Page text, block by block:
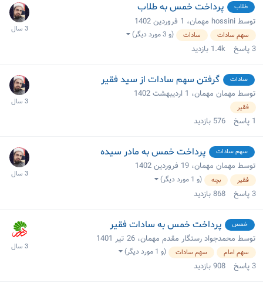
طلاب پرداخت خمس به طلاب
توسط hossini مهمان، 1 فروردین 1402
سهم سادات سادات (و 3 مورد دیگر)
3پاسخ 1.4k بازدید
سادات گرفتن سهم سادات از سید فقیر
توسط مهمان مهمان، 1 اردیبهشت 1402
فقیر
1 پاسخ 576 بازدید
سهم سادات پرداخت خمس به مادر سیده
توسط مهمان مهمان، 19 فروردین 1402
فقیر بچه (و 1 مورد دیگر)
3پاسخ 868بازدید
خمس پرداخت خمس به سادات فقیر
توسط محمدجواد رستگار مقدم مهمان، 26 تیر 1401
سهم امام سهم سادات (و 1 مورد دیگر)
3پاسخ 908بازدید